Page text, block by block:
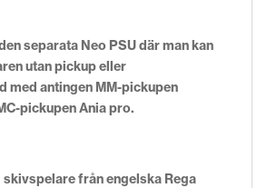
separata Neo PSU där man kan
utan pickup eller
med antingen MM-pickupen
pickupen Ania pro.
skivspelare från engelska Rega